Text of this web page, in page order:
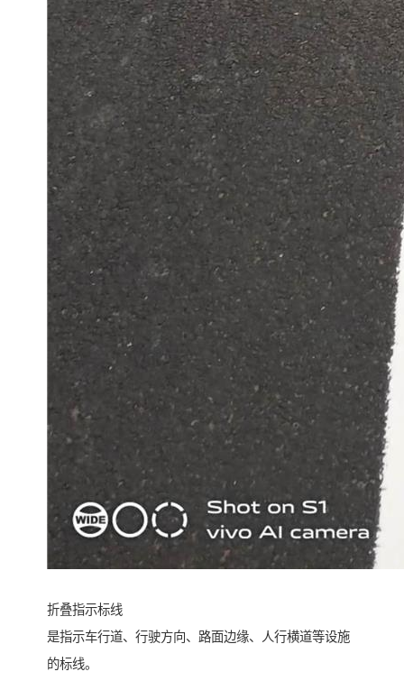
折叠指示标线
是指示车行道、行驶方向、路面边缘、人行横道等设施
的标线。